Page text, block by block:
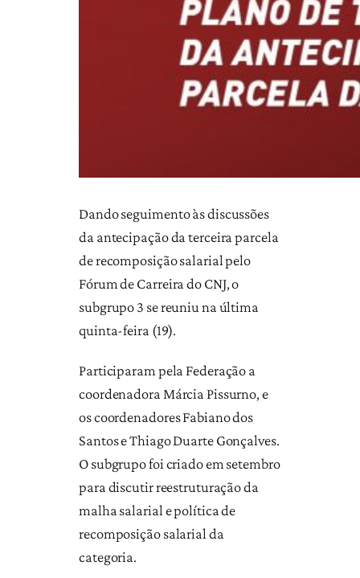
Dando seguimento às discussões
da antecipação da terceira parcela
de recomposição salarial pelo
Fórum de Carreira do CNJ, o
subgrupo 3 se reuniu na última
quinta-feira (19).
Participaram pela Federação a
coordenadora Márcia Pissurno, e
os coordenadores Fabiano dos
Santos e Thiago Duarte Gonçalves.
O subgrupo foi criado em setembro
para discutir reestruturação da
malha salarial e política de
recomposição salarial da
categoria.